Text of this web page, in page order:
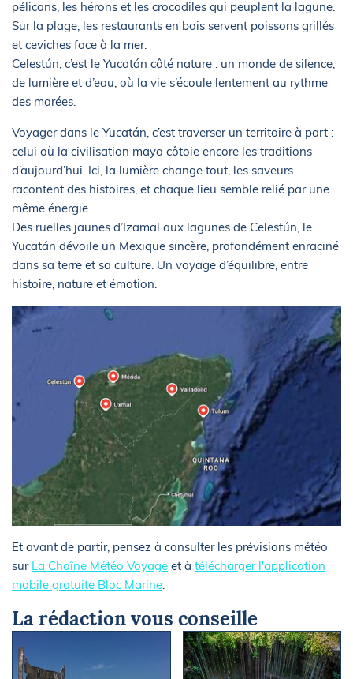
pélicans, les hérons et les crocodiles qui peuplent la lagune.
Sur la plage, les restaurants en bois servent poissons grillés
et ceviches face à la mer.
Celestún, c’est le Yucatán côté nature : un monde de silence,
de lumière et d’eau, où la vie s’écoule lentement au rythme
des marées.
Voyager dans le Yucatán, c’est traverser un territoire à part :
celui où la civilisation maya côtoie encore les traditions
d’aujourd’hui. Ici, la lumière change tout, les saveurs
racontent des histoires, et chaque lieu semble relié par une
même énergie.
Des ruelles jaunes d’Izamal aux lagunes de Celestún, le
Yucatán dévoile un Mexique sincère, profondément enraciné
dans sa terre et sa culture. Un voyage d’équilibre, entre
histoire, nature et émotion.
Et avant de partir, pensez à consulter les prévisions météo
sur La Chaîne Météo Voyage et à télécharger l'application
mobile gratuite Bloc Marine
La rédaction vous conseille